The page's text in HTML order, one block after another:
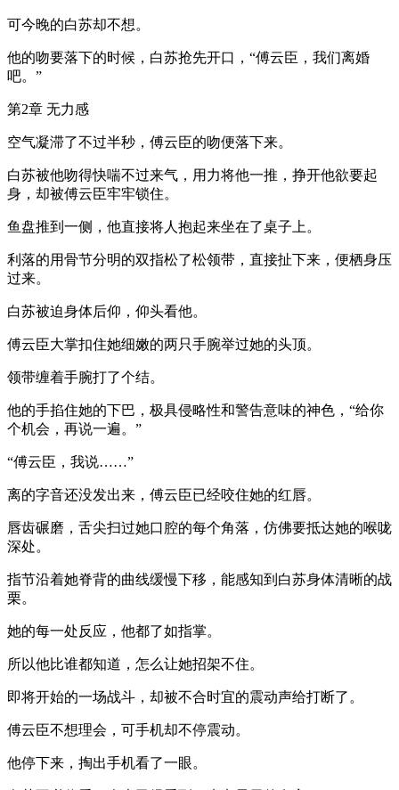
可今晚的白苏却不想。
他的吻要落下的时候，白苏抢先开口，“傅云臣，我们离婚
吧。”
第2章 无力感
空气凝滞了不过半秒，傅云臣的吻便落下来。
白苏被他吻得快喘不过来气，用力将他一推，挣开他欲要起
身，却被傅云臣牢牢锁住。
鱼盘推到一侧，他直接将人抱起来坐在了桌子上。
利落的用骨节分明的双指松了松领带，直接扯下来，便栖身压
过来。
白苏被迫身体后仰，仰头看他。
傅云臣大掌扣住她细嫩的两只手腕举过她的头顶。
领带缠着手腕打了个结。
他的手掐住她的下巴，极具侵略性和警告意味的神色，“给你
个机会，再说一遍。”
“傅云臣，我说……”
离的字音还没发出来，傅云臣已经咬住她的红唇。
唇齿碾磨，舌尖扫过她口腔的每个角落，仿佛要抵达她的喉咙
深处。
指节沿着她脊背的曲线缓慢下移，能感知到白苏身体清晰的战
栗。
她的每一处反应，他都了如指掌。
所以他比谁都知道，怎么让她招架不住。
即将开始的一场战斗，却被不合时宜的震动声给打断了。
傅云臣不想理会，可手机却不停震动。
他停下来，掏出手机看了一眼。